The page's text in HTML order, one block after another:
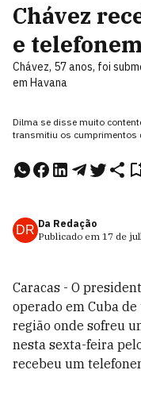
Chávez
e
Chávez, 57 anos, foi
em Havana
Dilma se disse muito
transmitiu os cumprimentos
DR Da Redação
Publicado em 17 de
Caracas - O
operado em Cuba
região onde sofreu
nesta sexta-feira
recebeu um